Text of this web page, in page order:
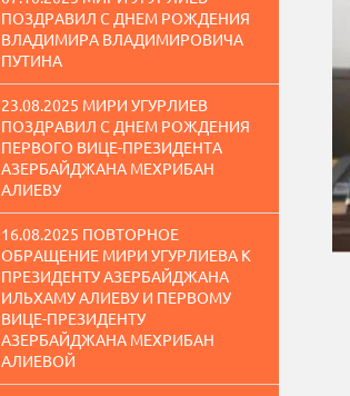
ПОЗДРАВИЛ С ДНЕМ РОЖДЕНИЯ
ВЛАДИМИРА ВЛАДИМИРОВИЧА
ПУТИНА
23.08.2025 МИРИ УГУРЛИЕВ
ПОЗДРАВИЛ С ДНЕМ РОЖДЕНИЯ
ПЕРВОГО ВИЦЕ-ПРЕЗИДЕНТА
АЗЕРБАЙДЖАНА МЕХРИБАН
АЛИЕВУ
16.08.2025 ПОВТОРНОЕ
ОБРАЩЕНИЕ МИРИ УГУРЛИЕВА К
ПРЕЗИДЕНТУ АЗЕРБАЙДЖАНА
ИЛЬХАМУ АЛИЕВУ И ПЕРВОМУ
ВИЦЕ-ПРЕЗИДЕНТУ
АЗЕРБАЙДЖАНА МЕХРИБАН
АЛИЕВОЙ